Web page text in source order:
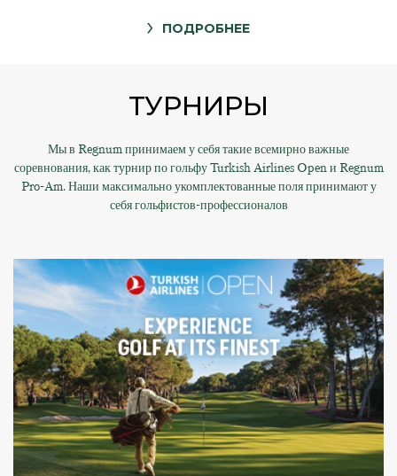
ПОДРОБНЕЕ
ТУРНИРЫ
Мы в Regnum принимаем у себя такие всемирно важные
соревнования, как турнир по гольфу Turkish Airlines Open и Regnum
Pro-Am. Наши максимально укомплектованные поля принимают у
себя гольфистов-профессионалов